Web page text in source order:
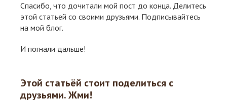
Спасибо, что дочитали мой пост до конца. Делитесь
этой статьей со своими друзьями. Подписывайтесь
на мой блог.
И погнали дальше!
Этой статьёй стоит поделиться с
друзьями. Жми!